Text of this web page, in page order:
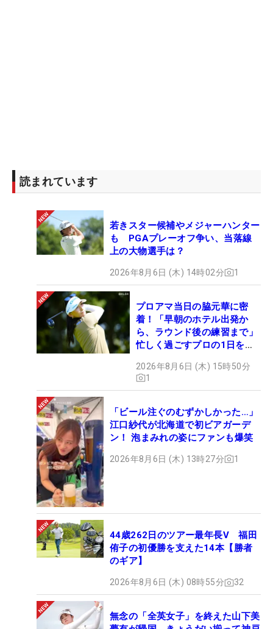
読まれています
若きスター候補やメジャーハンター
も PGAプレーオフ争い、当落線
上の大物選手は？
2026年8月6日 (木) 14時02分 1
プロアマ当日の脇元華に密
着！「早朝のホテル出発か
ら、ラウンド後の練習まで」
忙しく過ごすプロの1日を公
2026年8月6日 (木) 15時50分
1
「ビール注ぐのむずかしかった…」
江口紗代が北海道で初ビアガーデ
ン！ 泡まみれの姿にファンも爆笑
2026年8月6日 (木) 13時27分 1
44歳262日のツアー最年長V 福田
侑子の初優勝を支えた14本【勝者
のギア】
2026年8月6日 (木) 08時55分 32
無念の「全英女子」を終えた山下美